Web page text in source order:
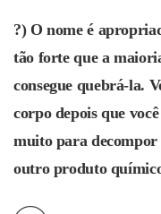
?) O nome é
tão forte que a
consegue quebrá-la.
corpo depois que
muito para
outro produto